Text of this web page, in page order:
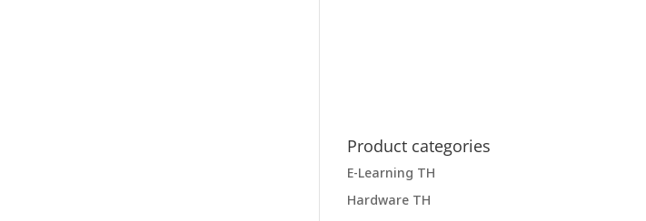
Product categories
E-Learning TH
Hardware TH